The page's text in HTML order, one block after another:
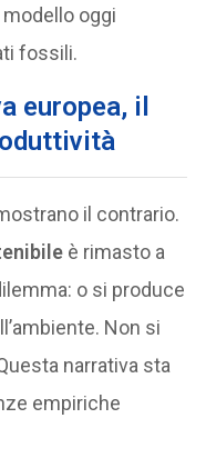
oggi
fossili.
europea, il
il contrario.
è rimasto a
o si produce
Non si
narrativa sta
empiriche